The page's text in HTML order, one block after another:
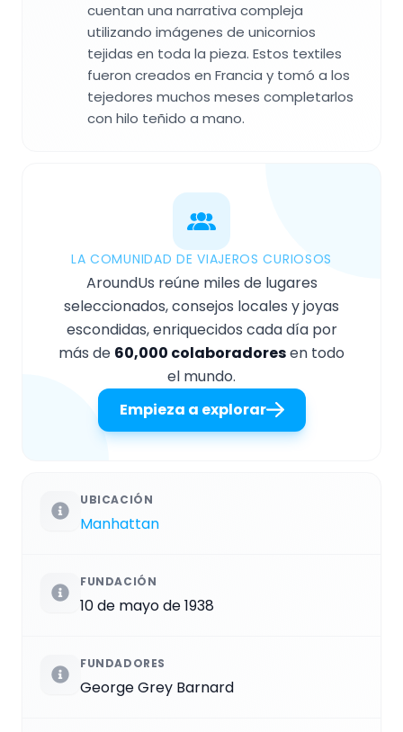
cuentan una narrativa compleja
utilizando imágenes de unicornios
tejidas en toda la pieza. Estos textiles
fueron creados en Francia y tomó a los
tejedores muchos meses completarlos
con hilo teñido a mano.
LA COMUNIDAD DE VIAJEROS CURIOSOS
AroundUs reúne miles de lugares
seleccionados, consejos locales y joyas
escondidas, enriquecidos cada día por
más de 60,000 colaboradoresen todo
el mundo.
Empieza a explorar
UBICACIÓN
Manhattan
FUNDACIÓN
10 de mayo de 1938
FUNDADORES
George Grey Barnard